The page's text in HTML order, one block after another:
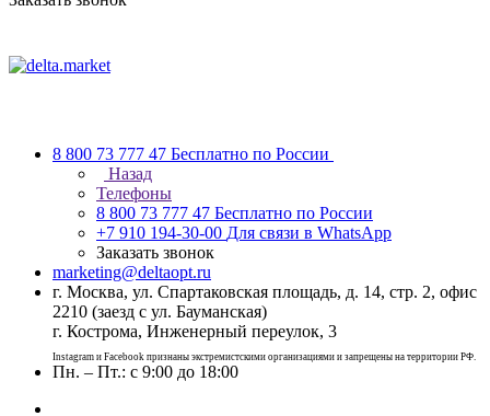
8 800 73 777 47 Бесплатно по России
Назад
Телефоны
8 800 73 777 47 Бесплатно по России
+7 910 194-30-00 Для связи в WhatsApp
Заказать звонок
marketing@deltaopt.ru
г. Москва, ул. Спартаковская площадь, д. 14, стр. 2, офис
2210 (заезд с ул. Бауманская)
г. Кострома, Инженерный переулок, 3
Instagram и Facebook признаны экстремистскими организациями и запрещены на территории РФ.
Пн. – Пт.: с 9:00 до 18:00